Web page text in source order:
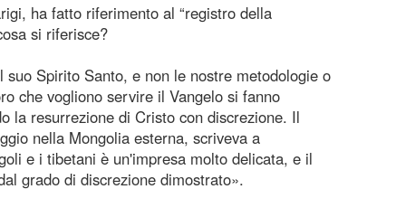
ha fatto riferimento al “registro della
si riferisce?
Spirito Santo, e non le nostre metodologie o
che vogliono servire il Vangelo si fanno
la resurrezione di Cristo con discrezione. Il
nella Mongolia esterna, scriveva a
e i tibetani è un'impresa molto delicata, e il
grado di discrezione dimostrato».